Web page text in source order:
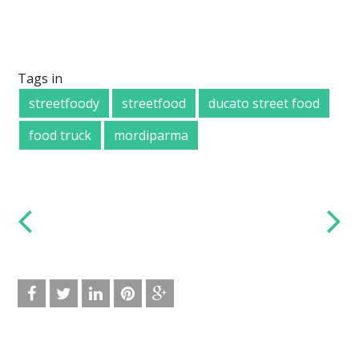
Tags in
streetfoody
streetfood
ducato street food
food truck
mordiparma